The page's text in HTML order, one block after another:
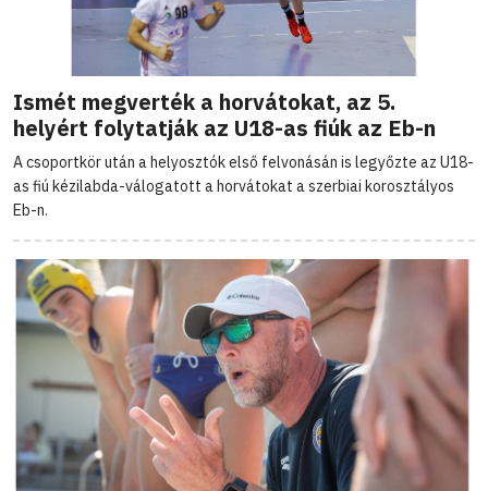
Ismét megverték a horvátokat, az 5.
helyért folytatják az U18-as fiúk az Eb-n
A csoportkör után a helyosztók első felvonásán is legyőzte az U18-
as fiú kézilabda-válogatott a horvátokat a szerbiai korosztályos
Eb-n.